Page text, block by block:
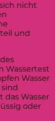
nicht
und
Wassertest
Wasser
das Wasser
oder